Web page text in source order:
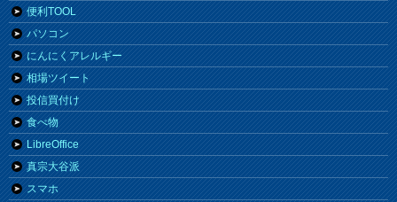
便利TOOL
パソコン
にんにくアレルギー
相場ツイート
投信買付け
食べ物
LibreOffice
真宗大谷派
スマホ